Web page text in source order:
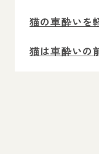
猫の車酔いを
猫は車酔いの